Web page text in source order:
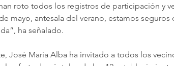
roto todos los registros de participación y
mayo, antesala del verano, estamos
ha señalado.
José María Alba ha invitado a todos los